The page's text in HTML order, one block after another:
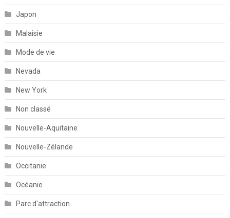
Japon
Malaisie
Mode de vie
Nevada
New York
Non classé
Nouvelle-Aquitaine
Nouvelle-Zélande
Occitanie
Océanie
Parc d'attraction